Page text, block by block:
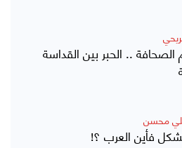
.. الحبر بين القداسة
محسن
فأين العرب ؟!